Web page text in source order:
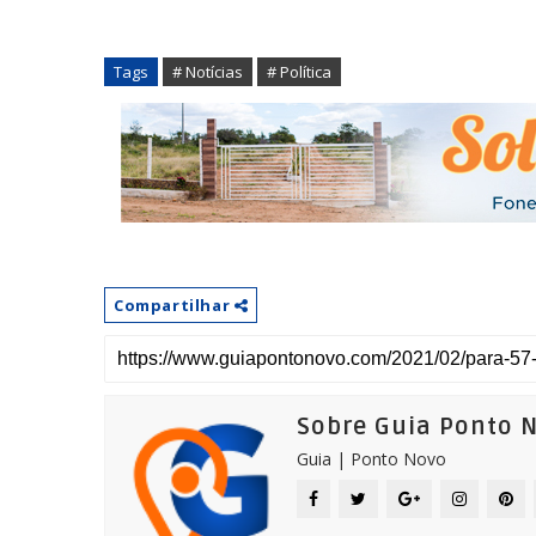
Tags # Notícias # Política
Compartilhar
Sobre Guia Ponto
Guia | Ponto Novo